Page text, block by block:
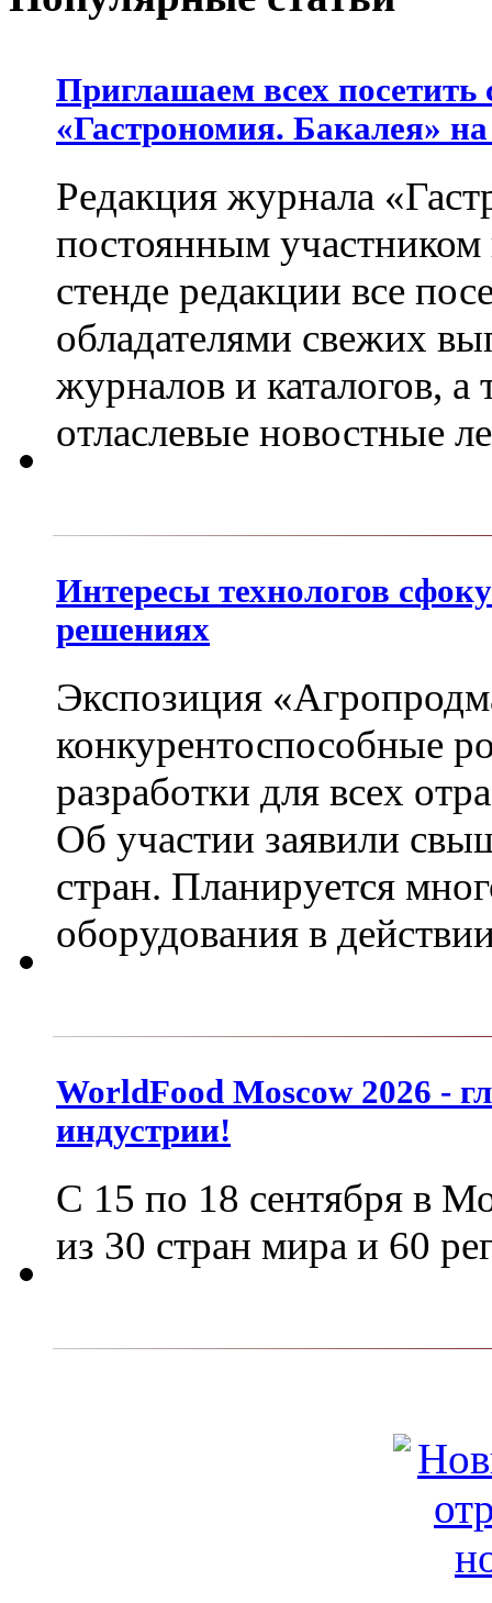
Приглашаем всех
«Гастрономия. Бакалея»
Редакция журнала
постоянным
стенде редакции все
обладателями свежих
журналов и каталогов,
отласлевые новостные
Интересы технологов
решениях
Экспозиция
конкурентоспособные
разработки для всех
Об участии заявили
стран. Планируется
оборудования в
WorldFood Moscow 2026 -
индустрии!
С 15 по 18 сентября в
из 30 стран мира и 60